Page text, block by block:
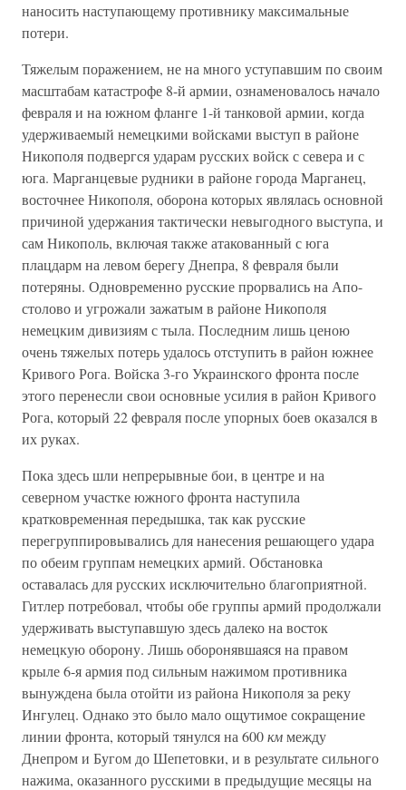
наносить наступающему противнику максимальные
потери.
Тяжелым поражением, не на много уступавшим по своим
масштабам катастрофе 8-й армии, ознаменовалось начало
февраля и на южном фланге 1-й танковой армии, когда
удерживаемый немецкими войсками выступ в районе
Никополя подвергся ударам русских войск с севера и с
юга. Марганцевые рудники в районе города Марганец,
восточнее Никополя, оборона которых являлась основной
причиной удержания тактически невыгодного выступа, и
сам Никополь, включая также атакованный с юга
плацдарм на левом берегу Днепра, 8 февраля были
потеряны. Одновременно русские прорвались на Апо-
столово и угрожали зажатым в районе Никополя
немецким дивизиям с тыла. Последним лишь ценою
очень тяжелых потерь удалось отступить в район южнее
Кривого Рога. Войска 3-го Украинского фронта после
этого перенесли свои основные усилия в район Кривого
Рога, который 22 февраля после упорных боев оказался в
их руках.
Пока здесь шли непрерывные бои, в центре и на
северном участке южного фронта наступила
кратковременная передышка, так как русские
перегруппировывались для нанесения решающего удара
по обеим группам немецких армий. Обстановка
оставалась для русских исключительно благоприятной.
Гитлер потребовал, чтобы обе группы армий продолжали
удерживать выступавшую здесь далеко на восток
немецкую оборону. Лишь оборонявшаяся на правом
крыле 6-я армия под сильным нажимом противника
вынуждена была отойти из района Никополя за реку
Ингулец. Однако это было мало ощутимое сокращение
линии фронта, который тянулся на 600кммежду
Днепром и Бугом до Шепетовки, и в результате сильного
нажима, оказанного русскими в предыдущие месяцы на